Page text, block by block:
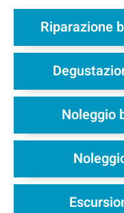
Riparazione
Noleggio